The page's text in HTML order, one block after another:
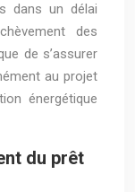
dans un délai
des
de s’assurer
au projet
énergétique
du prêt